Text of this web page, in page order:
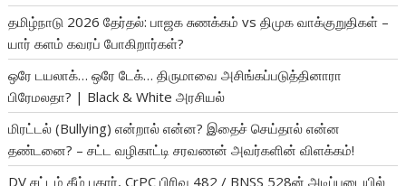
தமிழ்நாடு 2026 தேர்தல்: பாஜக சுணக்கம் vs திமுக வாக்குறுதிகள் –
யார் களம் கவரப் போகிறார்கள்?
ஒரே டயலாக்… ஒரே டேக்… திருமாவை அசிங்கப்படுத்தினாரா
பிரேமலதா? | Black & White அரசியல்
மிரட்டல் (Bullying) என்றால் என்ன? இதைச் செய்தால் என்ன
தண்டனை? – சட்ட வழிகாட்டி சரவணன் அவர்களின் விளக்கம்!
DV சட்டம் கீழ் புகார், CrPC பிரிவு 482 / BNSS 528ன் அடிப்படையில்